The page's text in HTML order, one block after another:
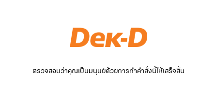
ตรวจสอบว่าคุณเป็นมนุษย์ด้วยการทำคำสั่งนี้ให้เสร็จสิ้น